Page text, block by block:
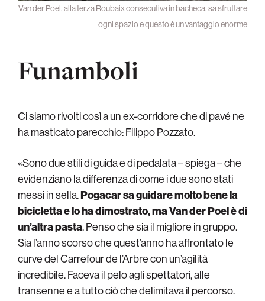
Van der Poel, alla terza Roubaix consecutiva in bacheca, sa sfruttare
ogni spazio e questo è un vantaggio enorme
Funamboli
Ci siamo rivolti così a un ex-corridore che di pavé ne
ha masticato parecchio:Filippo Pozzato.
«Sono due stili di guida e di pedalata – spiega – che
evidenziano la differenza di come i due sono stati
messi in sella.Pogacar sa guidare molto bene la
bicicletta e lo ha dimostrato, ma Van der Poel è di
un’altra pasta. Penso che sia il migliore in gruppo.
Sia l’anno scorso che quest’anno ha affrontato le
curve del Carrefour de l’Arbre con un’agilità
incredibile. Faceva il pelo agli spettatori, alle
transenne e a tutto ciò che delimitava il percorso.